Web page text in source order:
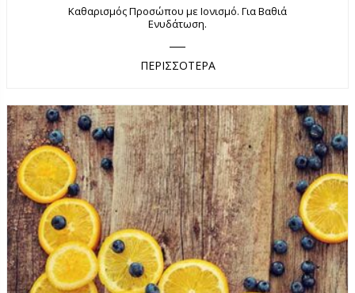
Καθαρισμός Προσώπου με Ιονισμό. Για Βαθιά
Ενυδάτωση.
ΠΕΡΙΣΣΟΤΕΡΑ